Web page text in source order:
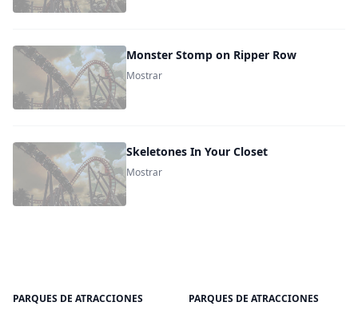
Monster Stomp on Ripper Row
Mostrar
Skeletones In Your Closet
Mostrar
PARQUES DE ATRACCIONES PARQUES DE ATRACCIONES